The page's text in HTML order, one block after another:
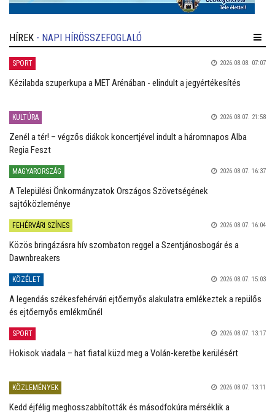
HÍREK - NAPI HÍRÖSSZEFOGLALÓ
SPORT 2026.08.08. 07:07
Kézilabda szuperkupa a MET Arénában - elindult a jegyértékesítés
KULTÚRA 2026.08.07. 21:58
Zenél a tér! – végzős diákok koncertjével indult a háromnapos Alba
Regia Feszt
MAGYARORSZÁG 2026.08.07. 16:37
A Települési Önkormányzatok Országos Szövetségének
sajtóközleménye
FEHÉRVÁRI SZÍNES 2026.08.07. 16:04
Közös bringázásra hív szombaton reggel a Szentjánosbogár és a
Dawnbreakers
KÖZÉLET 2026.08.07. 15:03
A legendás székesfehérvári ejtőernyős alakulatra emlékeztek a repülős
és ejtőernyős emlékműnél
SPORT 2026.08.07. 13:17
Hokisok viadala – hat fiatal küzd meg a Volán-keretbe kerülésért
KÖZLEMÉNYEK 2026.08.07. 13:11
Kedd éjfélig meghosszabbították és másodfokúra mérséklik a